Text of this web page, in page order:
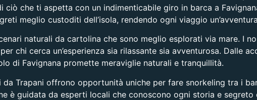
ciò che ti aspetta con un indimenticabile giro in barca a
meglio custoditi dell’isola, rendendo ogni viaggio
naturali da cartolina che sono meglio esplorati via mare. I
chi cerca un’esperienza sia rilassante sia avventurosa. Dalle
di Favignana promette meraviglie naturali e tranquillità.
da Trapani offrono opportunità uniche per fare snorkeling tra i
è guidata da esperti locali che conoscono ogni storia e segreto